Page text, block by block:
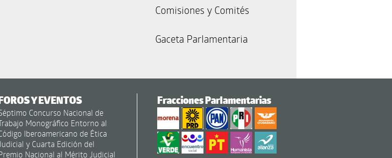
Comisiones y Comités
Gaceta Parlamentaria
Y EVENTOS
Concurso Nacional de
Monográfico Entorno al
Iberoamericano de Ética
y Cuarta Edición del
Nacional al Mérito Judicial
Fracciones Parlamentarias